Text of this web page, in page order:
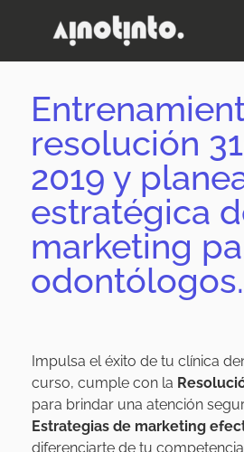
resolución
2019 y
estratégica
marketing
odontólogos.
Impulsa el éxito de tu clínica
curso, cumple con la R
para brindar una atención
Estrategias de marketing
diferenciarte de tu